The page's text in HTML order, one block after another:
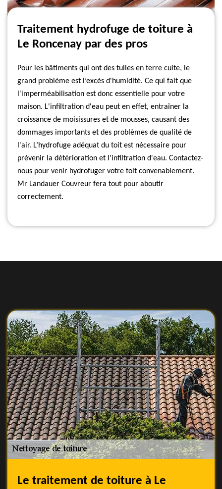
Traitement hydrofuge de toiture à
Le Roncenay par des pros
Pour les bâtiments qui ont des tuiles en terre cuite, le
grand problème est l’excès d'humidité. Ce qui fait que
l'imperméabilisation est donc essentielle pour votre
maison. L'infiltration d'eau peut en effet, entraîner la
croissance de moisissures et de mousses, causant des
dommages importants et des problèmes de qualité de
l'air. L’hydrofuge adéquat du toit est nécessaire pour
prévenir la détérioration et l'infiltration d'eau. Contactez-
nous pour venir hydrofuger votre toit convenablement.
Mr Landauer Couvreur fera tout pour aboutir
correctement.
Le traitement de toiture à Le